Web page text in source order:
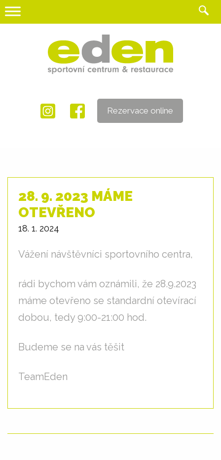
Skip
to
Rezervace online
28. 9. 2023 MÁME
OTEVŘENO
18. 1. 2024
Vážení návštěvníci sportovního centra,
rádi bychom vám oznámili, že 28.9.2023
máme otevřeno se standardní otevírací
dobou, tedy 9:00-21:00 hod.
Budeme se na vás těšit
TeamEden